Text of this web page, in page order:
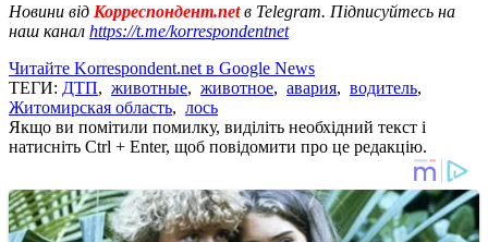
Новини від Корреспондент.netв Telegram. Підписуйтесь на
наш канал https://t.me/korrespondentnet
Читайте Korrespondent.net в Google News
ТЕГИ: ДТП, животные, животное, авария, водитель,
Житомирская область, лось
Якщо ви помітили помилку, виділіть необхідний текст і
натисніть Ctrl + Enter, щоб повідомити про це редакцію.